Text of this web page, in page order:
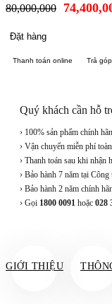
80,000,000
Đặt hàng
Thanh toán online Trả
Quý khách cần hỗ
› 100% sản phẩm chính
› Vận chuyển miễn phí
› Thanh toán sau khi nhận
› Bảo hành 7 năm tại Công
› Bảo hành 2 năm chính
› Gọi 1800 0091 hoặc 028
GIỚI THIỆU